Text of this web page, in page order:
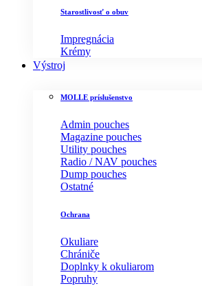
Starostlivosť o obuv
Impregnácia
Krémy
Výstroj
MOLLE príslušenstvo
Admin pouches
Magazine pouches
Utility pouches
Radio / NAV pouches
Dump pouches
Ostatné
Ochrana
Okuliare
Chrániče
Doplnky k okuliarom
Popruhy